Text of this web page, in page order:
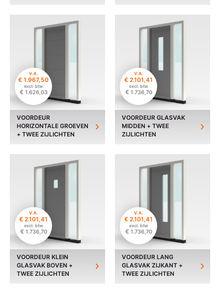
V.A.
€ 1.967,50
excl. btw
€1.626,03
VOORDEUR
HORIZONTALE GROEVEN
+ TWEE ZIJLICHTEN
V.A.
€ 2.101,41
excl. btw
€1.736,70
VOORDEUR GLASVAK
MIDDEN + TWEE
ZIJLICHTEN
V.A.
€ 2.101,41
excl. btw
€1.736,70
VOORDEUR KLEIN
GLASVAK BOVEN +
TWEE ZIJLICHTEN
V.A.
€ 2.101,41
excl. btw
€1.736,70
VOORDEUR LANG
GLASVAK ZIJKANT +
TWEE ZIJLICHTEN